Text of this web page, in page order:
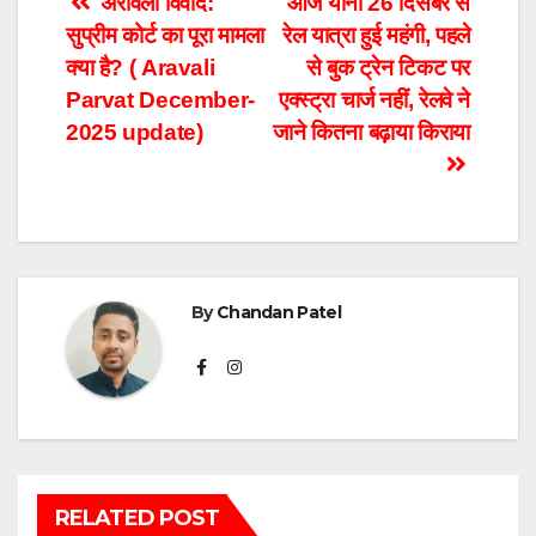
Post
navigation
रेल यात्रा हुई महंगी, पहले
से बुक ट्रेन टिकट पर
एक्स्ट्रा चार्ज नहीं, रेलवे ने
जाने कितना बढ़ाया किराया
सुप्रीम कोर्ट का पूरा मामला
क्या है? ( Aravali
Parvat December-
2025 update)
ByChandan Patel
RELATED POST